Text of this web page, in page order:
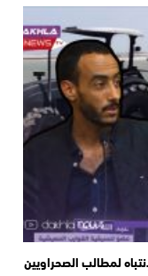
لمطالب الصحراويين